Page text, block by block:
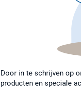
Door in te schrijven op
producten en speciale